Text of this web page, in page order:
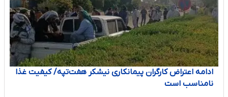
ادامه اعتراض کارگران پیمانکاری نیشکر هفت‌تپه/ کیفیت غذا
نامناسب است